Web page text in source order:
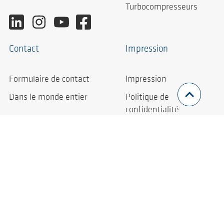
Turbocompresseurs
Contact
Formulaire de contact
Dans le monde entier
Impression
Impression
Politique de
confidentialité